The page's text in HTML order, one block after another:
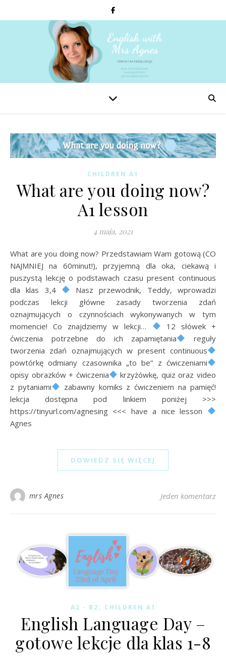
CHILDREN A1
What are you doing now?
A1 lesson
4 maja, 2021
What are you doing now? Przedstawiam Wam gotową (CO
NAJMNIEJ na 60minut!), przyjemną dla oka, ciekawą i
puszystą lekcję o podstawach czasu present continuous
dla klas 3,4
Nasz przewodnik, Teddy, wprowadzi
podczas lekcji główne zasady tworzenia zdań
oznajmujących o czynnościach wykonywanych w tym
momencie! Co znajdziemy w lekcji…
12 słówek +
ćwiczenia potrzebne do ich zapamiętania
reguły
tworzenia zdań oznajmujących w present continuous
powtórkę odmiany czasownika „to be” z ćwiczeniami
opisy obrazków + ćwiczenia
krzyżówkę, quiz oraz video
z pytaniami
zabawny komiks z ćwiczeniem na pamięć!
lekcja dostępna pod linkiem poniżej >>>
https://tinyurl.com/agnesing <<< have a nice lesson
Agnes
DOWIEDZ SIĘ WIĘCEJ
mrs Agnes Jeden komentarz
A2 - B2, CHILDREN A1
English Language Day –
gotowe lekcje dla klas 1-8